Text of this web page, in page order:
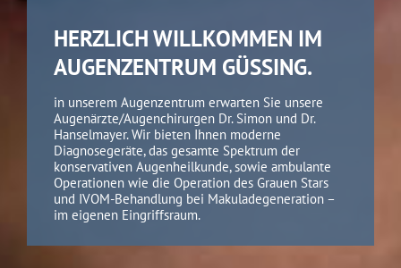
HERZLICH WILLKOMMEN IM
AUGENZENTRUM GÜSSING.
in unserem Augenzentrum erwarten Sie unsere
Augenärzte/Augenchirurgen Dr. Simon und Dr.
Hanselmayer. Wir bieten Ihnen moderne
Diagnosegeräte, das gesamte Spektrum der
konservativen Augenheilkunde, sowie ambulante
Operationen wie die Operation des Grauen Stars
und IVOM-Behandlung bei Makuladegeneration –
im eigenen Eingriffsraum.